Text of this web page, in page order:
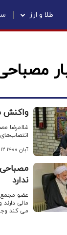
طلا و ارز
واکنش
غلامرضا
۱۲ آبان ۱۴۰۰
ندارد
عضو مجمع
مالی
می کند